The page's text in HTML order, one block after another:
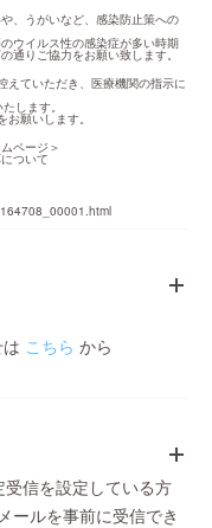
、うがいなど、感染防止策への
ウイルス性の感染症が多い時期
通りご協力をお願い致します。
えていただき、医療機関の指示に
します。
願いします。
ページ＞
こちら から
信を設定している方
ールを事前に受信でき